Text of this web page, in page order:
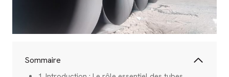
Sommaire